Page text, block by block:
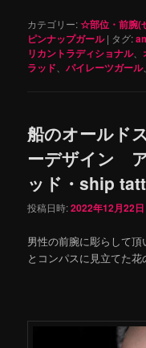
カテゴリー:☆部位・前腕(
ピンナップガール | タグ:
リカントラディショナル、
ラッド 、パイレーツガール、
船のオールド
ーデザイン
ッド・ship
投稿日時:2022年12月22日
男性の前腕に彫らして
とコンパスに見立てた花